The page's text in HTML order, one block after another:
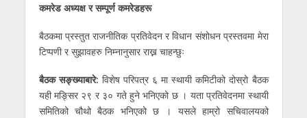
कमरेड अध्यक्ष र सम्पूर्ण कमरेडहरू
बैठकमा प्रस्तुत राजनीतिक प्रतिवेदन र विधान संशोधन प्रस्तवमा मेरा
टिप्पणी र सुझावहरु निम्नानुसार राख्न चाहन्छुः
बैठक सङ्ख्याबारे: विशेष परिपत्र ६ मा स्थायी कमिटीको दोस्रो बैठक
यही मङ्सिर २९ र ३० गते हुने भनिएको छ । यता प्रतिवेदनमा स्थायी
समितिको चौथो बैठक भनिएको छ । यसले हाम्रो सचिवालयको